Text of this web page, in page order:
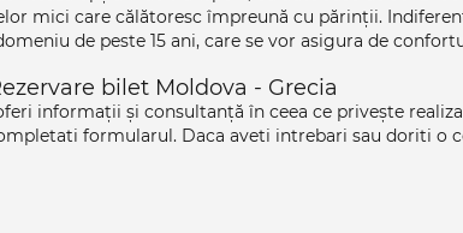
mici care călătoresc împreună cu părinții.
de peste 15 ani, care se vor asigura de
bilet Moldova - Grecia
informații și consultanță în ceea ce privește
formularul. Daca aveti intrebari sau doriti o